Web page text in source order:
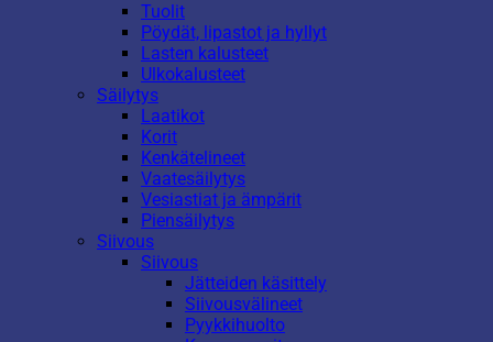
Tuolit
Pöydät, lipastot ja hyllyt
Lasten kalusteet
Ulkokalusteet
Säilytys
Laatikot
Korit
Kenkätelineet
Vaatesäilytys
Vesiastiat ja ämpärit
Piensäilytys
Siivous
Siivous
Jätteiden käsittely
Siivousvälineet
Pyykkihuolto